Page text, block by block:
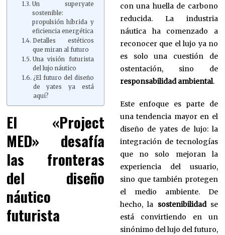
Un superyate
sostenible:
propulsión híbrida y
eficiencia energética
Detalles estéticos
que miran al futuro
Una visión futurista
del lujo náutico
¿El futuro del diseño
de yates ya está
aquí?
El «Project
MED» desafía
las fronteras
del diseño
náutico
futurista
con una huella de carbono
reducida. La industria
náutica ha comenzado a
reconocer que el lujo ya no
es solo una cuestión de
ostentación, sino de
responsabilidad ambiental.
Este enfoque es parte de
una tendencia mayor en el
diseño de yates de lujo: la
integración de tecnologías
que no solo mejoran la
experiencia del usuario,
sino que también protegen
el medio ambiente. De
hecho, la sostenibilidadse
está convirtiendo en un
sinónimo del lujo del futuro,